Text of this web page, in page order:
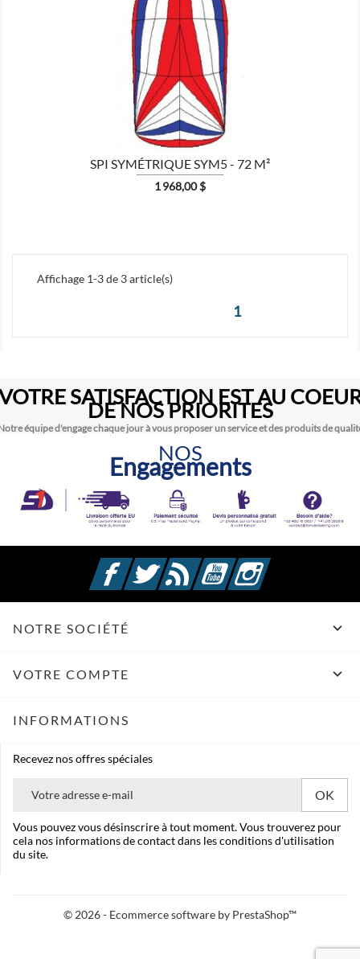
SPI SYMÉTRIQUE SYM5 - 72 M²
Prix
1 968,00 $

Affichage 1-3 de 3 article(s)
1
SATISFACTION EST AU
DE NOS PRIORITES
équipe d'engage chaque jour à vous proposer un service et des produits de
NOS
Engagements
FacebookTwitterRss YouTubeInstagram
NOTRE SOCIÉTÉ 
VOTRE COMPTE 
INFORMATIONS
Recevez nos offres spéciales
Vous pouvez vous désinscrire à tout moment. Vous trouverez pour
cela nos informations de contact dans les conditions d'utilisation
du site.
© 2026 - Ecommerce software by PrestaShop™